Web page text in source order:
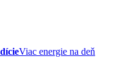
Viac energie na deň